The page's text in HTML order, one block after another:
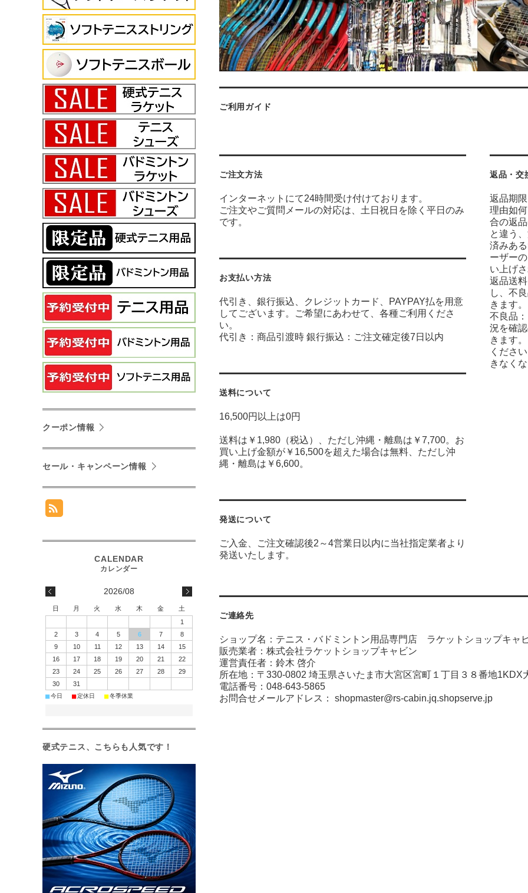
ご利用ガイド
ご注文方法
インターネットにて24時間受け付けております。
ご注文やご質問メールの対応は、土日祝日を除く平日のみ
です。
お支払い方法
代引き、銀行振込、クレジットカード、PAYPAY払を用意
してございます。ご希望にあわせて、各種ご利用くださ
い。
代引き：商品引渡時 銀行振込：ご注文確定後7日以内
送料について
16,500円以上は0円
送料は￥1,980（税込）、ただし沖縄・離島は￥7,700。お
買い上げ金額が￥16,500を超えた場合は無料、ただし沖
縄・離島は￥6,600。
発送について
ご入金、ご注文確認後2～4営業日以内に当社指定業者より
発送いたします。
返品・交
返品期
理由如
合の返
と違う
済みあ
ーザー
い上げ
返品送
し、不
きます。
不良品
況を確
きます
くださ
きなく
ご連絡先
ショップ名：テニス・バドミントン用品専門店 ラケットショップキャ
販売業者：株式会社ラケットショップキャビン
運営責任者：鈴木 啓介
所在地：〒330-0802 埼玉県さいたま市大宮区宮町１丁目３８番地1KDX
電話番号：048-643-5865
お問合せメールアドレス： shopmaster@rs-cabin.jq.shopserve.jp
クーポン情報
セール・キャンペーン情報
2026/08
日 月 火 水 木 金
土
1
2
3 4 5 6 7
8
9
10 11 12 13 14
15
16
17 18 19 20 21
22
23
24 25 26 27 28
29
30
31
■今日 ■定休日 ■冬季休業
硬式テニス、こちらも人気です！